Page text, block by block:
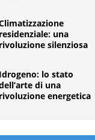
residenziale: una
rivoluzione silenziosa
Idrogeno: lo stato
di una
rivoluzione energetica